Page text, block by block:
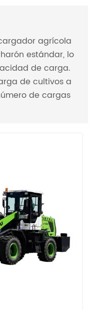
agrícola
estándar, lo
de carga.
de cultivos a
de cargas